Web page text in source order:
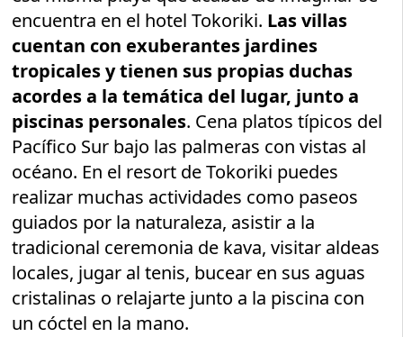
encuentra en el hotel Tokoriki. Las villas
cuentan con exuberantes jardines
tropicales y tienen sus propias duchas
acordes a la temática del lugar, junto a
piscinas personales. Cena platos típicos del
Pacífico Sur bajo las palmeras con vistas al
océano. En el resort de Tokoriki puedes
realizar muchas actividades como paseos
guiados por la naturaleza, asistir a la
tradicional ceremonia de kava, visitar aldeas
locales, jugar al tenis, bucear en sus aguas
cristalinas o relajarte junto a la piscina con
un cóctel en la mano.